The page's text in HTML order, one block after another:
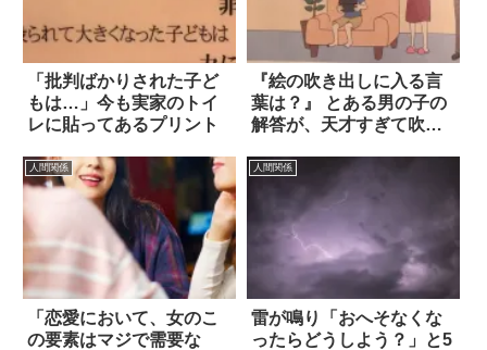
「批判ばかりされた子ど
もは…」今も実家のトイ
レに貼ってあるプリント
『絵の吹き出しに入る言
葉は？』 とある男の子の
解答が、天才すぎて吹い
人間関係
「恋愛において、女のこ
の要素はマジで需要な
人間関係
雷が鳴り「おへそなくな
ったらどうしよう？」と5